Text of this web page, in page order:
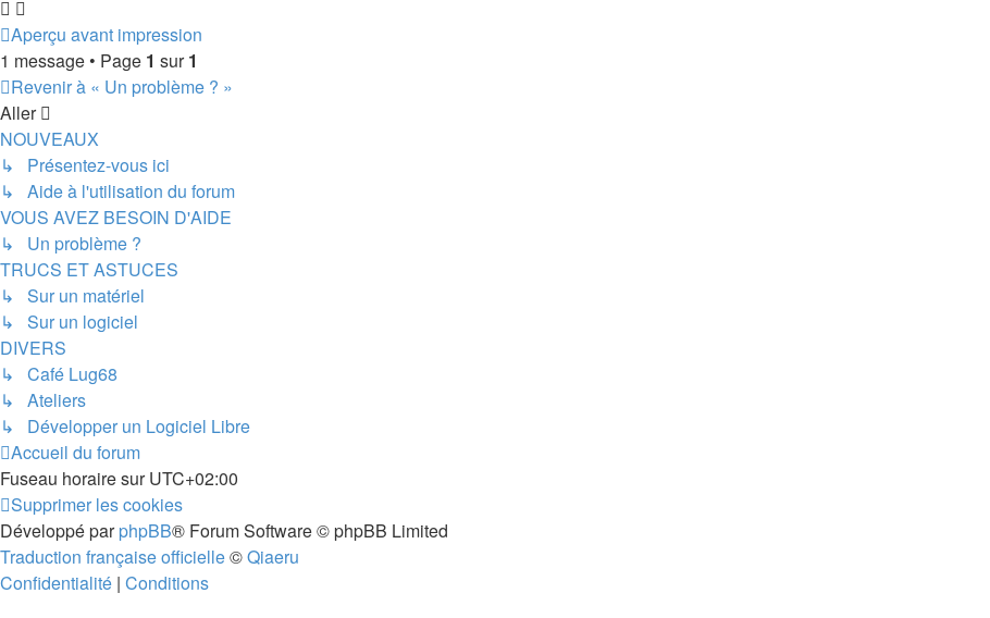
Aperçu avant impression
1 message • Page 1 sur1
Revenir à « Un problème ? »
Aller
NOUVEAUX
↳ Présentez-vous ici
↳ Aide à l'utilisation du forum
VOUS AVEZ BESOIN D'AIDE
↳ Un problème ?
TRUCS ET ASTUCES
↳ Sur un matériel
↳ Sur un logiciel
DIVERS
↳ Café Lug68
↳ Ateliers
↳ Développer un Logiciel Libre
Accueil du forum
Fuseau horaire surUTC+02:00
Supprimer les cookies
Développé parphpBB® Forum Software © phpBB Limited
Traduction française officielle©Qiaeru
Confidentialité | Conditions